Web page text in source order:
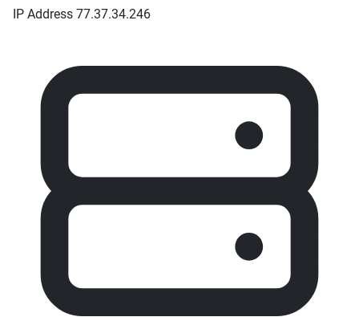
IP Address 77.37.34.246